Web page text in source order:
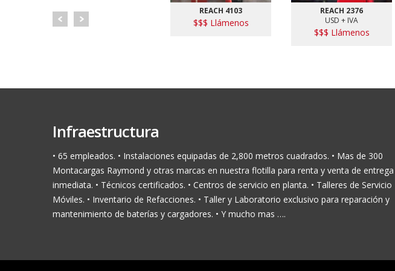
REACH 4103
$$$ Llámenos
REACH 2376
USD + IVA
$$$ Llámenos
Infraestructura
• 65 empleados. • Instalaciones equipadas de 2,800 metros cuadrados. • Mas de 300
Montacargas Raymond y otras marcas en nuestra flotilla para renta y venta de entrega
inmediata. • Técnicos certificados. • Centros de servicio en planta. • Talleres de Servicio
Móviles. • Inventario de Refacciones. • Taller y Laboratorio exclusivo para reparación y
mantenimiento de baterías y cargadores. • Y mucho mas ….